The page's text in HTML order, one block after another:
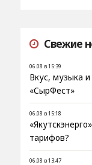
Свежие
06.08 в 15:39
Вкус, музыка
«СырФест»
06.08 в 15:18
тарифов?
06.08 в 13:47